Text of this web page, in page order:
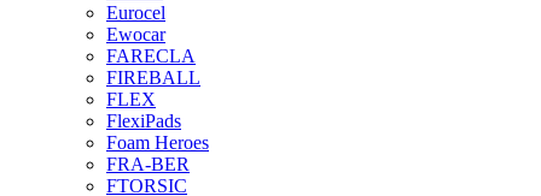
Eurocel
Ewocar
FARECLA
FIREBALL
FLEX
FlexiPads
Foam Heroes
FRA-BER
FTORSIC